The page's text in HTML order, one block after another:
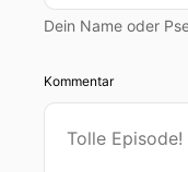
Dein Name oder
Kommentar